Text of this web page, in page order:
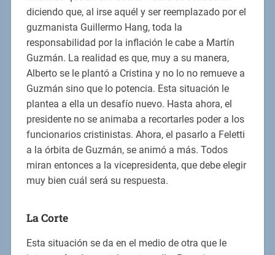
diciendo que, al irse aquél y ser reemplazado por el
guzmanista Guillermo Hang, toda la
responsabilidad por la inflación le cabe a Martín
Guzmán. La realidad es que, muy a su manera,
Alberto se le plantó a Cristina y no lo no remueve a
Guzmán sino que lo potencia. Esta situación le
plantea a ella un desafío nuevo. Hasta ahora, el
presidente no se animaba a recortarles poder a los
funcionarios cristinistas. Ahora, el pasarlo a Feletti
a la órbita de Guzmán, se animó a más. Todos
miran entonces a la vicepresidenta, que debe elegir
muy bien cuál será su respuesta.
La Corte
Esta situación se da en el medio de otra que le